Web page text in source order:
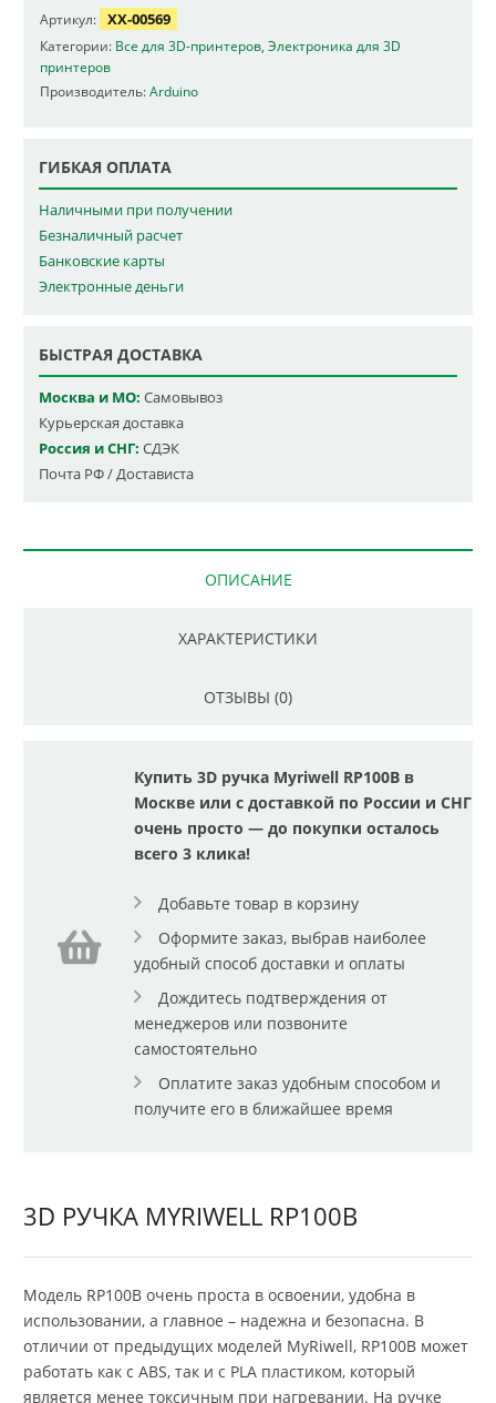
Артикул: XX-00569
Категории: Все для 3D-принтеров Электроника для 3D
принтеров
Производитель:Arduino
ГИБКАЯ ОПЛАТА
Наличными при получении
Безналичный расчет
Банковские карты
Электронные деньги
БЫСТРАЯ ДОСТАВКА
Москва и МО: Самовывоз
Курьерская доставка
Россия и СНГ: СДЭК
Почта РФ / Достависта
ОПИСАНИЕ
ХАРАКТЕРИСТИКИ
ОТЗЫВЫ (0)
Купить 3D ручка Myriwell RP100B в
Москве или с доставкой по России и СНГ
очень просто — до покупки осталось
всего 3 клика!
Добавьте товар в корзину
Оформите заказ, выбрав наиболее
удобный способ доставки и оплаты
Дождитесь подтверждения от
менеджеров или позвоните
самостоятельно
Оплатите заказ удобным способом и
получите его в ближайшее время
3D РУЧКА MYRIWELL RP100B
Модель RP100B очень проста в освоении, удобна в
использовании, а главное – надежна и безопасна. В
отличии от предыдущих моделей MyRiwell, RP100B может
работать как с ABS, так и с PLA пластиком, который
является менее токсичным при нагревании. На ручке